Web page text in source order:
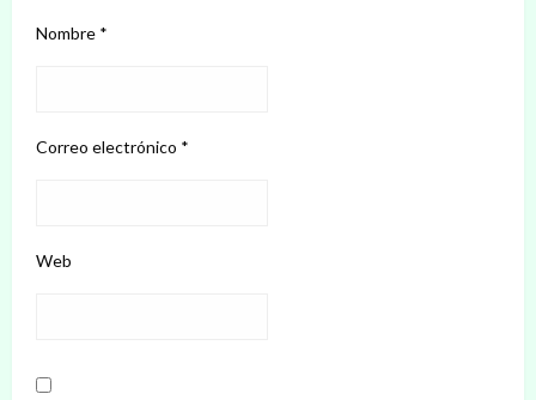
Nombre *
Correo electrónico *
Web